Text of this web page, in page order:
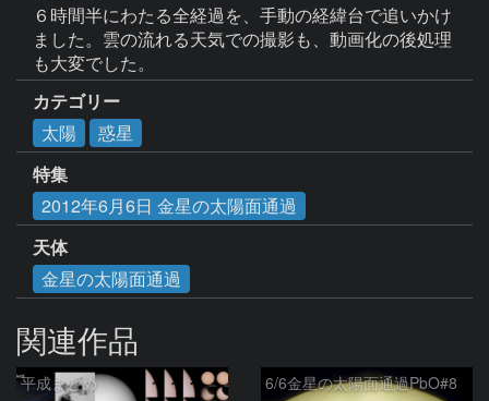
６時間半にわたる全経過を、手動の経緯台で追いかけ
ました。雲の流れる天気での撮影も、動画化の後処理
も大変でした。
カテゴリー
太陽
惑星
特集
2012年6月6日 金星の太陽面通過
天体
金星の太陽面通過
関連作品
平成まとめ 6/6金星の太陽面通過PbO#8